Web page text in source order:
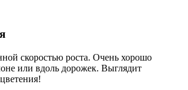
скоростью роста. Очень хорошо
или вдоль дорожек. Выглядит